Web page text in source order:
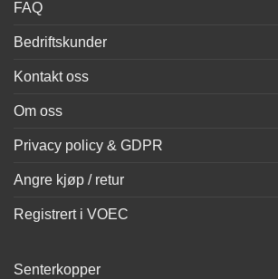
FAQ
Bedriftskunder
Kontakt oss
Om oss
Privacy policy & GDPR
Angre kjøp / retur
Registrert i VOEC
Senterkopper